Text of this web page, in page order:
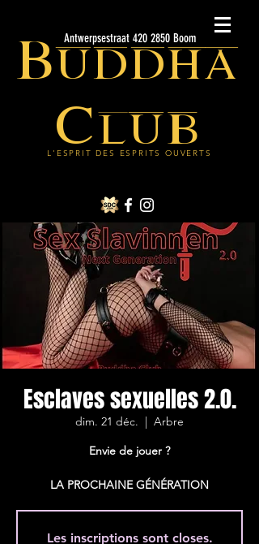
Buddha
Club
L'ESPRIT DES ESPRITS OUVERTS
Antwerpsestraat 420 2850 Boom
Esclaves sexuelles 2.0.
dim. 21 déc.
  |
Arbre
Envie de jouer ?
LA PROCHAINE GÉNÉRATION
Les inscriptions sont closes.